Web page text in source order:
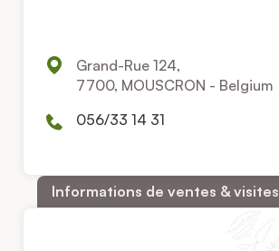
Grand-Rue 124,
7700, MOUSCRON - Belgium
056/33 14 31
Informations de ventes & visites